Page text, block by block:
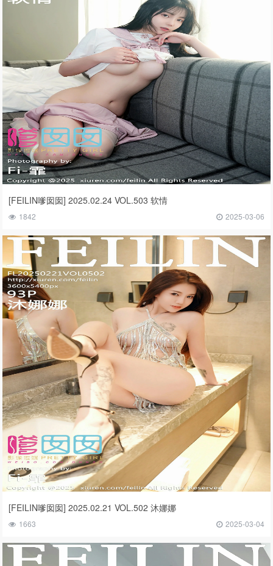
[FEILIN嗲囡囡] 2025.02.24 VOL.503 软情
1842 2025-03-06
[FEILIN嗲囡囡] 2025.02.21 VOL.502 沐娜娜
1663 2025-03-04